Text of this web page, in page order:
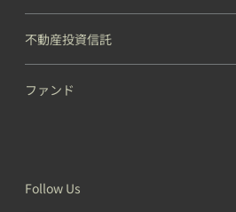
不動産投資信託
ファンド
Follow Us